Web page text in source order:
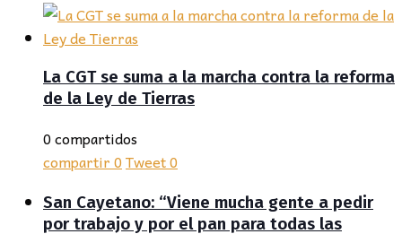
La CGT se suma a la marcha contra la reforma
de la Ley de Tierras
0 compartidos
compartir0Tweet0
San Cayetano: “Viene mucha gente a pedir
por trabajo y por el pan para todas las